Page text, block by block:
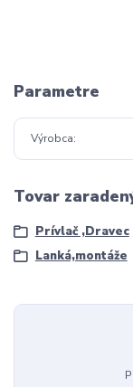
Parametre
Výrobca
Tovar
Prívlač ,Dravec
Lanká,montáže